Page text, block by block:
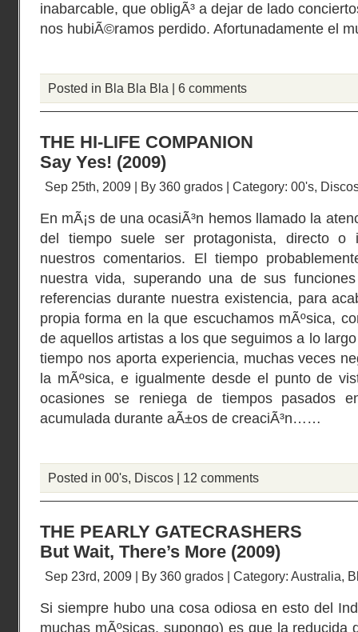
inabarcable, que obligÃ³ a dejar de lado
nos hubiÃ©ramos perdido. Afortunadamente el
Posted in Bla Bla Bla | 6 comments
THE HI-LIFE COMPANION
Say Yes! (2009)
Sep 25th, 2009 | By 360 grados | Category: 00's,
En mÃ¡s de una ocasiÃ³n hemos llamado la
del tiempo suele ser protagonista, directo o
nuestros comentarios. El tiempo
nuestra vida, superando una de sus
referencias durante nuestra existencia, para
propia forma en la que escuchamos mÃºsica,
de aquellos artistas a los que seguimos a lo
tiempo nos aporta experiencia, muchas veces
la mÃºsica, e igualmente desde el punto de
ocasiones se reniega de tiempos pasados
acumulada durante aÃ±os de creaciÃ³n……
Posted in 00's, Discos | 12 comments
THE PEARLY GATECRASHERS
But Wait, There’s More (2009)
Sep 23rd, 2009 | By 360 grados | Category: Australia,
Si siempre hubo una cosa odiosa en esto del
muchas mÃºsicas, supongo) es que la reducida